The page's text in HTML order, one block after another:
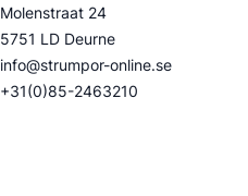
Molenstraat 24
5751 LD Deurne
info@strumpor-online.se
+31(0)85-2463210